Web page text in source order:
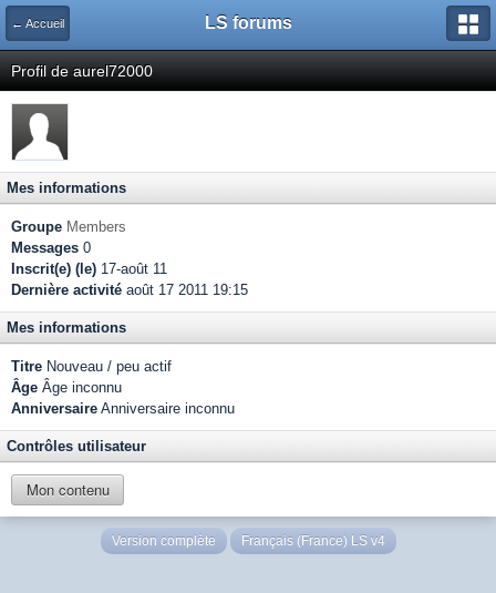
← Accueil LS forums
Profil de aurel72000
Mes informations
Groupe Members
Messages 0
Inscrit(e) (le) 17-août 11
Dernière activité août 17 2011 19:15
Mes informations
Titre Nouveau / peu actif
Âge Âge inconnu
Anniversaire Anniversaire inconnu
Contrôles utilisateur
Mon contenu
Version complète Français (France) LS v4